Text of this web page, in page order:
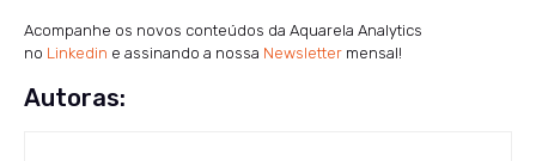
Acompanhe os novos conteúdos da Aquarela Analytics
no Linkedin e assinando a nossa Newsletter mensal!
Autoras: